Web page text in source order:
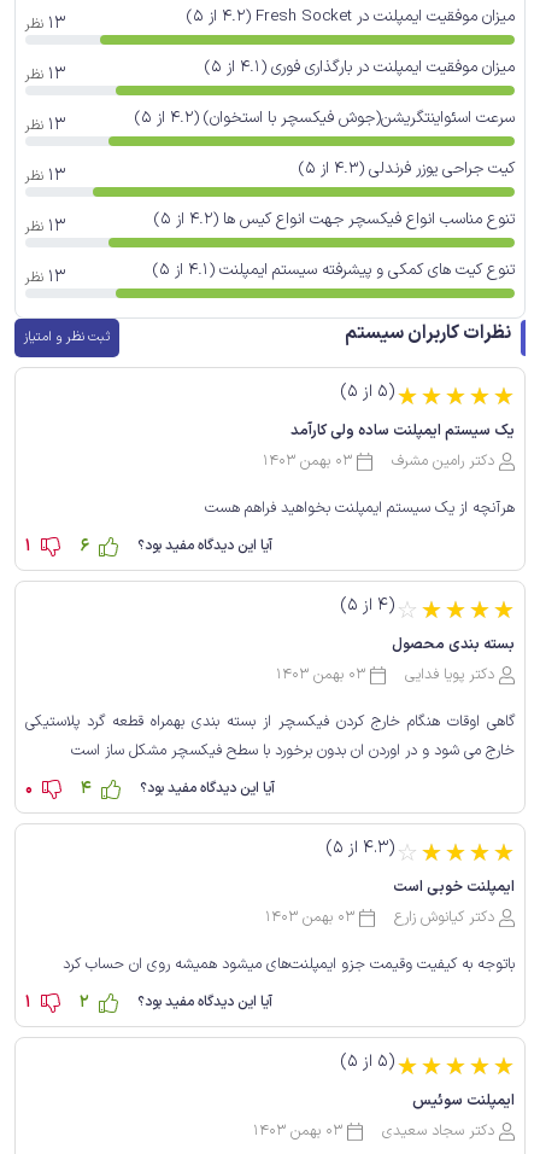
میزان موفقیت ایمپلنت در Fresh Socket (4.2 از 5) 13 نظر
میزان موفقیت ایمپلنت در بارگذاری فوری (4.1 از 5) 13 نظر
سرعت اسئواینتگریشن(جوش فیکسچر با استخوان) (4.2 از 5) 13 نظر
کیت جراحی یوزر فرندلی (4.3 از 5) 13 نظر
تنوع مناسب انواع فیکسچر جهت انواع کیس ها (4.2 از 5) 13 نظر
تنوع کیت های کمکی و پیشرفته سیستم ایمپلنت (4.1 از 5) 13 نظر
نظرات کاربران سیستم ثبت نظر و امتیاز
(5 از 5)☆☆☆☆☆
یک سیستم ایمپلنت ساده ولی کارآمد
دکتر رامین مشرف
03 بهمن 1403
هرآنچه از یک سیستم ایمپلنت بخواهید فراهم هست
آیا این دیدگاه مفید بود؟ 6
1
(4 از 5)☆☆☆☆☆
بسته بندی محصول
دکتر پویا فدایی
03 بهمن 1403
گاهی اوقات هنگام خارج کردن فیکسچر از بسته بندی بهمراه قطعه گرد پلاستیکی
خارج می شود و در اوردن ان بدون برخورد با سطح فیکسچر مشکل ساز است
آیا این دیدگاه مفید بود؟ 4
0
(4.3 از 5)☆☆☆☆☆
ایمپلنت خوبی است
دکتر کیانوش زارع
03 بهمن 1403
باتوجه به کیفیت وقیمت جزو ایمپلنت‌های میشود همیشه روی ان حساب کرد
آیا این دیدگاه مفید بود؟ 2
1
(5 از 5)☆☆☆☆☆
ایمپلنت سوئیس
دکتر سجاد سعیدی
03 بهمن 1403